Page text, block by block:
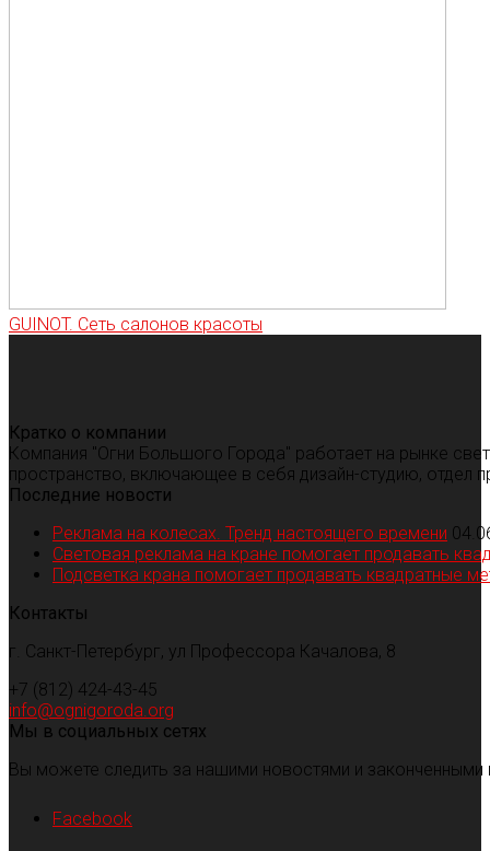
GUINOT. Сеть салонов красоты
Кратко о компании
Компания "Огни Большого Города" работает на рынке
пространство, включающее в себя дизайн-студию, отдел
Последние новости
Реклама на колесах. Тренд настоящего времени
Световая реклама на кране помогает продавать
Подсветка крана помогает продавать квадратные
Контакты
г. Санкт-Петербург, ул Профессора Качалова, 8
+7 (812) 424-43-45
info@ognigoroda.org
Мы в социальных сетях
Вы можете следить за нашими новостями и
Facebook